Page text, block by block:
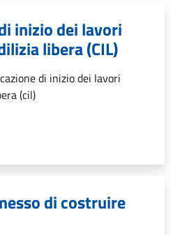
inizio dei lavori
libera (CIL)
di inizio dei lavori
(cil)
di costruire